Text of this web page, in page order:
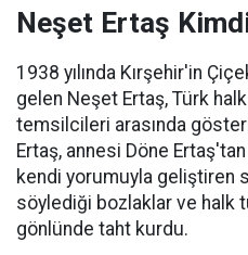
Neşet Ertaş
1938 yılında Kırşehir'in
gelen Neşet Ertaş, Türk
temsilcileri arasında
Ertaş, annesi Döne
kendi yorumuyla geliştiren
söylediği bozlaklar ve halk
gönlünde taht kurdu.